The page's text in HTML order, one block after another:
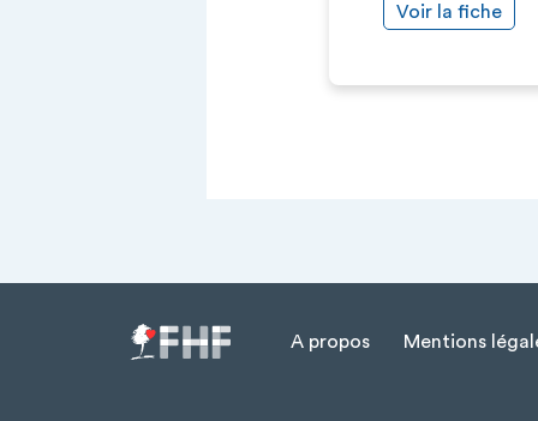
Voir la fiche
Menu Pied de page
A propos Mentions